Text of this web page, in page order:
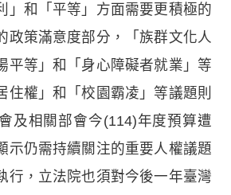
」和「平等」方面需要更積極的
政策滿意度部分，「族群文化人
平等」和「身心障礙者就業」等
住權」和「校園霸凌」等議題則
及相關部會今(114)年度預算遭
示仍需持續關注的重要人權議題
行，立法院也須對今後一年臺灣